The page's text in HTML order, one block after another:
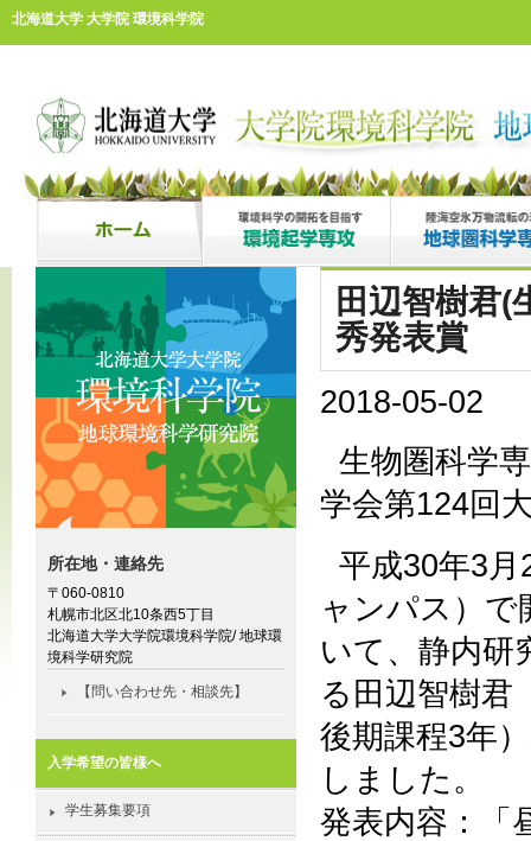
北海道大学 大学院 環境科学院
田辺智樹君(
秀発表賞
2018-05-02
生物圏科学
学会第124回
平成30年3
ャンパス）で
いて、静内研
る田辺智樹君
後期課程3年
しました。
発表内容：「
所在地・連絡先
〒060-0810
札幌市北区北10条西5丁目
北海道大学大学院環境科学院/ 地球環
境科学研究院
【問い合わせ先・相談先】
入学希望の皆様へ
学生募集要項